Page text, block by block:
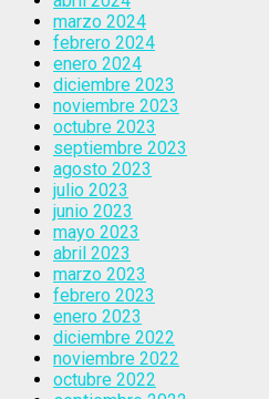
marzo 2024
febrero 2024
enero 2024
diciembre 2023
noviembre 2023
octubre 2023
septiembre 2023
agosto 2023
julio 2023
junio 2023
mayo 2023
abril 2023
marzo 2023
febrero 2023
enero 2023
diciembre 2022
noviembre 2022
octubre 2022